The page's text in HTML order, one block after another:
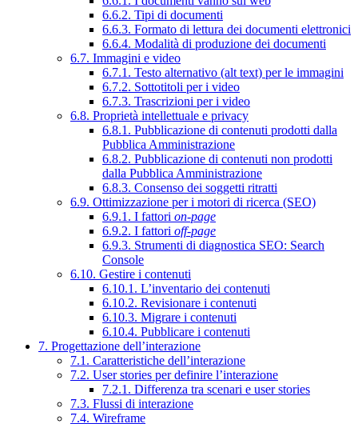
6.6.2. Tipi di documenti
6.6.3. Formato di lettura dei documenti elettronici
6.6.4. Modalità di produzione dei documenti
6.7. Immagini e video
6.7.1. Testo alternativo (alt text) per le immagini
6.7.2. Sottotitoli per i video
6.7.3. Trascrizioni per i video
6.8. Proprietà intellettuale e privacy
6.8.1. Pubblicazione di contenuti prodotti dalla
Pubblica Amministrazione
6.8.2. Pubblicazione di contenuti non prodotti
dalla Pubblica Amministrazione
6.8.3. Consenso dei soggetti ritratti
6.9. Ottimizzazione per i motori di ricerca (SEO)
6.9.1. I fattori on-page
6.9.2. I fattori off-page
6.9.3. Strumenti di diagnostica SEO: Search
Console
6.10. Gestire i contenuti
6.10.1. L’inventario dei contenuti
6.10.2. Revisionare i contenuti
6.10.3. Migrare i contenuti
6.10.4. Pubblicare i contenuti
7. Progettazione dell’interazione
7.1. Caratteristiche dell’interazione
7.2. User stories per definire l’interazione
7.2.1. Differenza tra scenari e user stories
7.3. Flussi di interazione
7.4. Wireframe